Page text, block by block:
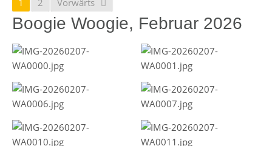
Boogie Woogie, Februar 2026